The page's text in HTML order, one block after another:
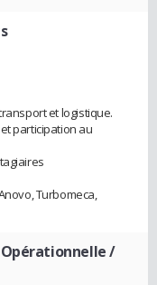
et logistique.
participation au
Turbomeca,
/